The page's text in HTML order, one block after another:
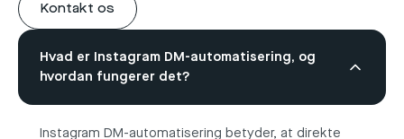
Kontakt os
Hvad er Instagram DM-automatisering, og
hvordan fungerer det?
Instagram DM-automatisering betyder, at direkte